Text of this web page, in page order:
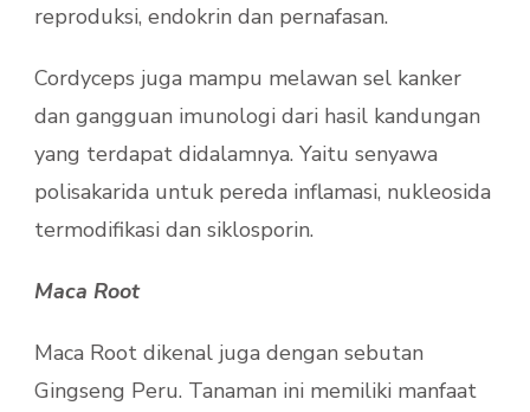
reproduksi, endokrin dan pernafasan.
Cordyceps juga mampu melawan sel kanker
dan gangguan imunologi dari hasil kandungan
yang terdapat didalamnya. Yaitu senyawa
polisakarida untuk pereda inflamasi, nukleosida
termodifikasi dan siklosporin.
Maca Root
Maca Root dikenal juga dengan sebutan
Gingseng Peru. Tanaman ini memiliki manfaat